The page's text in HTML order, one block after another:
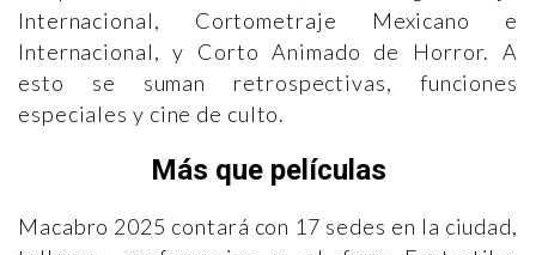
Internacional, Cortometraje Mexicano e
Internacional, y Corto Animado de Horror. A
esto se suman retrospectivas, funciones
especiales y cine de culto.
Más que películas
Macabro 2025 contará con 17 sedes en la ciudad,